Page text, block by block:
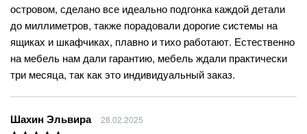
островом, сделано все идеально подгонка каждой детали
до миллиметров, также порадовали дорогие системы на
ящиках и шкафчиках, плавно и тихо работают. Естественно
на мебель нам дали гарантию, мебель ждали практически
три месяца, так как это индивидуальный заказ.
Шахин Эльвира 28.02.2025